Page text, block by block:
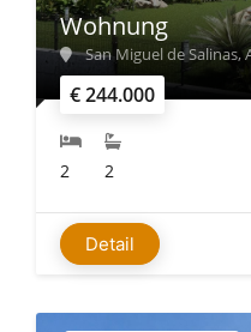
€ 244.000
Wohnung
San Miguel de Salinas,
2 2
Detail